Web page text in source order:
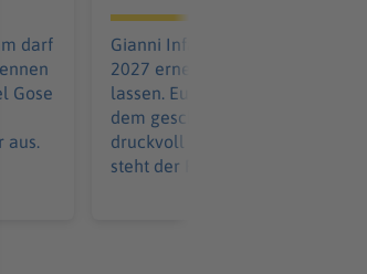
darf
Gose
aus.
Gianni Infantino will sich im
2027 erneut als FIFA-Boss
lassen. Europas Fußball baut
dem gescheiterten Investoren-
druckvoll eine Opposition auf.
steht der Rest der Welt?